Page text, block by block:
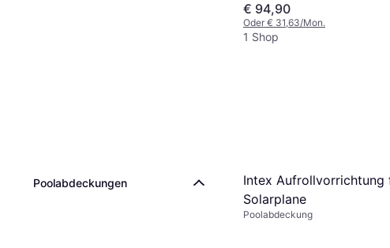
Poolabdeckungen
€ 94,90
Oder € 31,63/Mon.
1 Shop
Intex Aufrollvorrichtung
Solarplane
Poolabdeckung